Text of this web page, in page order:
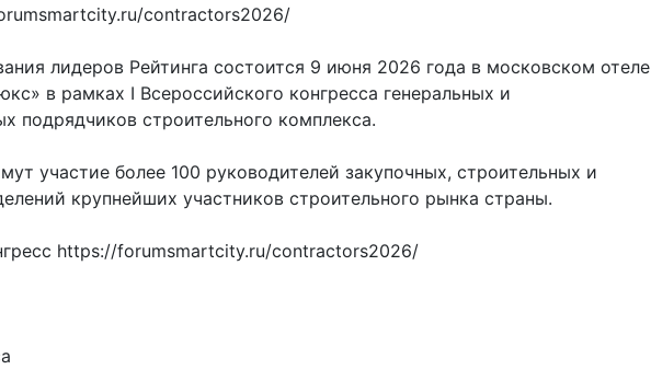
contractors2026/
лидеров Рейтинга состоится 9 июня 2026 года в московском отеле
в рамках I Всероссийского конгресса генеральных и
подрядчиков строительного комплекса.
участие более 100 руководителей закупочных, строительных и
крупнейших участников строительного рынка страны.
https://forumsmartcity.ru/contractors2026/